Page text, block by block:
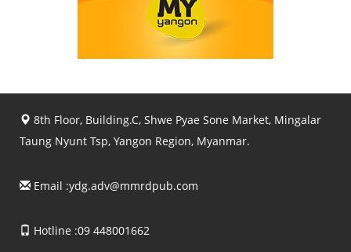
8th Floor, Building.C, Shwe Pyae Sone Market, Mingalar
Taung Nyunt Tsp, Yangon Region, Myanmar.
Email :ydg.adv@mmrdpub.com
Hotline :09 448001662